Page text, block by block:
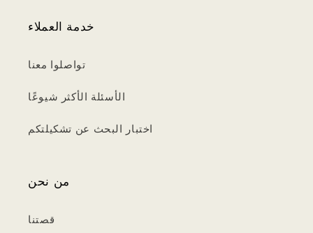
خدمة العملاء
تواصلوا معنا
الأسئلة الأكثر شيوعًا
اختبار البحث عن تشكيلتكم
من نحن
قصتنا